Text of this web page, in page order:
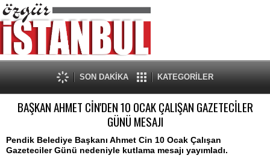
SON DAKİKA KATEGORİLER
BAŞKAN AHMET CİN'DEN 10 OCAK ÇALIŞAN GAZETECİLER
GÜNÜ MESAJI
Pendik Belediye Başkanı Ahmet Cin 10 Ocak Çalışan
Gazeteciler Günü nedeniyle kutlama mesajı yayımladı.